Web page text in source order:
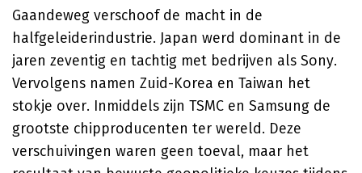
Gaandeweg verschoof de macht in de
halfgeleiderindustrie. Japan werd dominant in de
jaren zeventig en tachtig met bedrijven als Sony.
Vervolgens namen Zuid-Korea en Taiwan het
stokje over. Inmiddels zijn TSMC en Samsung de
grootste chipproducenten ter wereld. Deze
verschuivingen waren geen toeval, maar het